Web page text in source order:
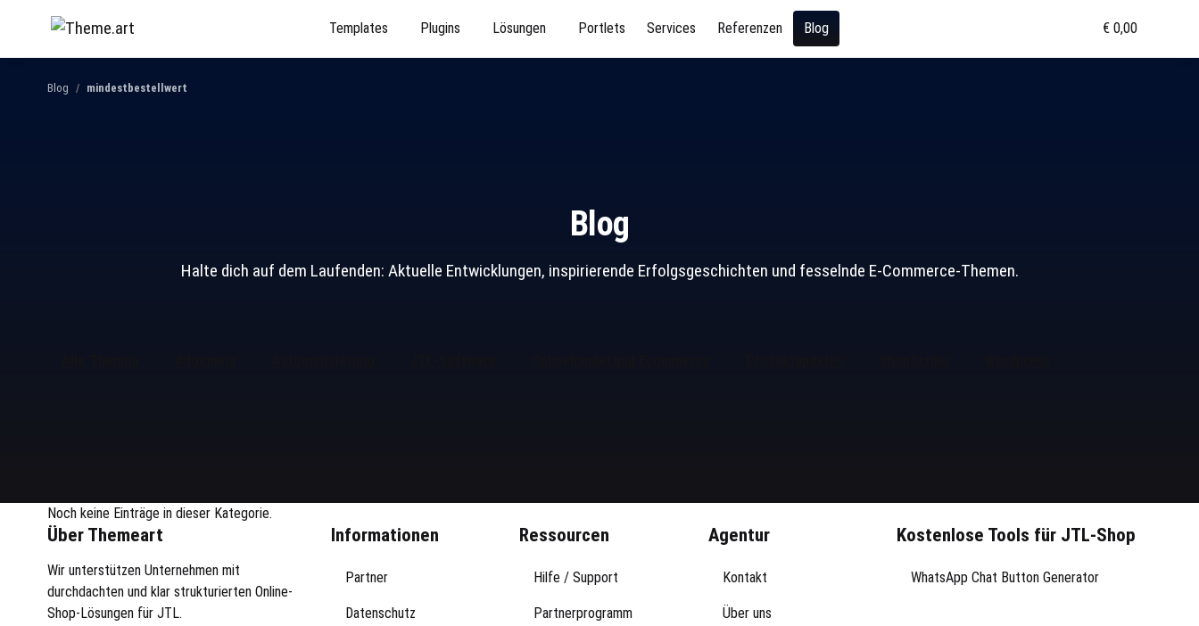
€ 0,00
Templates Plugins Lösungen Portlets Services Referenzen Blog
Blog mindestbestellwert
Blog
Halte dich auf dem Laufenden: Aktuelle Entwicklungen, inspirierende Erfolgsgeschichten und fesselnde E-Commerce-Themen.
Noch keine Einträge in dieser Kategorie.
Über Themeart
Wir unterstützen Unternehmen mit
durchdachten und klar strukturierten Online-
Shop-Lösungen für JTL.
Informationen
Partner
Datenschutz
Ressourcen
Hilfe / Support
Partnerprogramm
Agentur
Kontakt
Über uns
Kostenlose Tools für JTL-Shop
WhatsApp Chat Button Generator